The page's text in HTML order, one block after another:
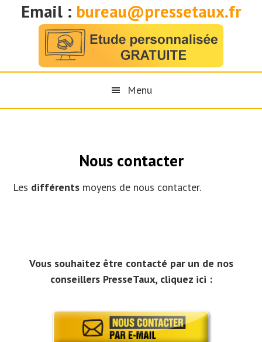
Email : bureau@pressetaux.fr
Menu
Nous contacter
Les différents moyens de nous contacter.
Vous souhaitez être contacté par un de nos
conseillers PresseTaux, cliquez ici :